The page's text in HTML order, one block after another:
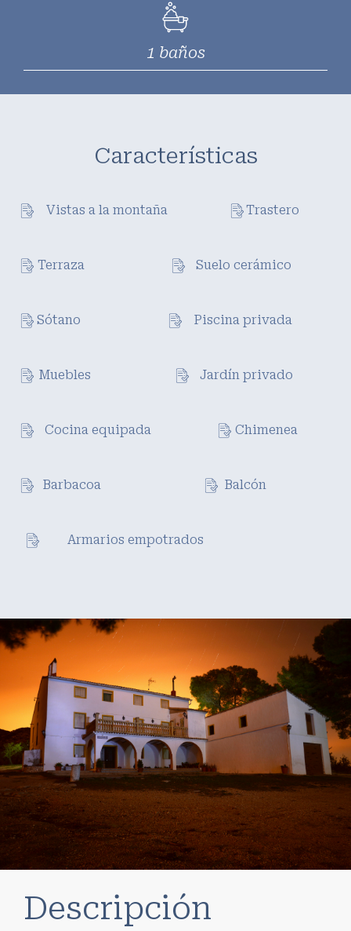
1 baños
Características
Vistas a la montaña Trastero
Terraza Suelo cerámico
Sótano Piscina privada
Muebles Jardín privado
Cocina equipada Chimenea
Barbacoa Balcón
Armarios empotrados
Descripción